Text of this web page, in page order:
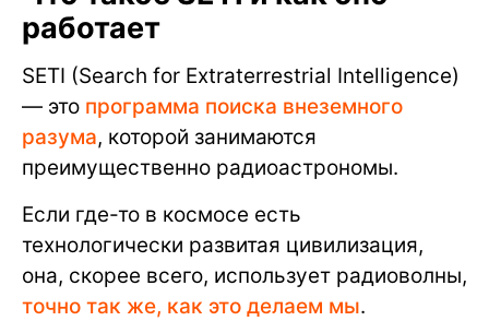
работает
SETI (Search for Extraterrestrial Intelligence)
— это программа поиска внеземного
разума, которой занимаются
преимущественно радиоастрономы.
Если где-то в космосе есть
технологически развитая цивилизация,
она, скорее всего, использует радиоволны,
точно так же, как это делаем мы.